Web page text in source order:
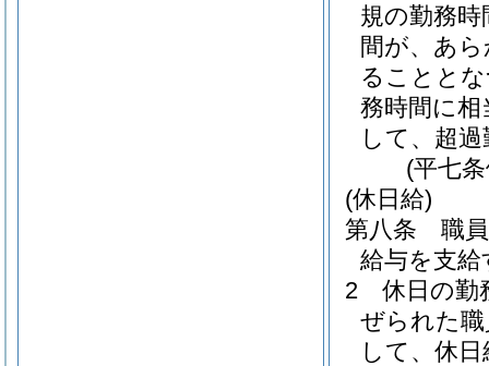
規の勤務
間が、あ
ることと
務時間に
して、超
(平七
(休日給)
第八条
職
給与を支給
2
休日の勤
ぜられた
して、休